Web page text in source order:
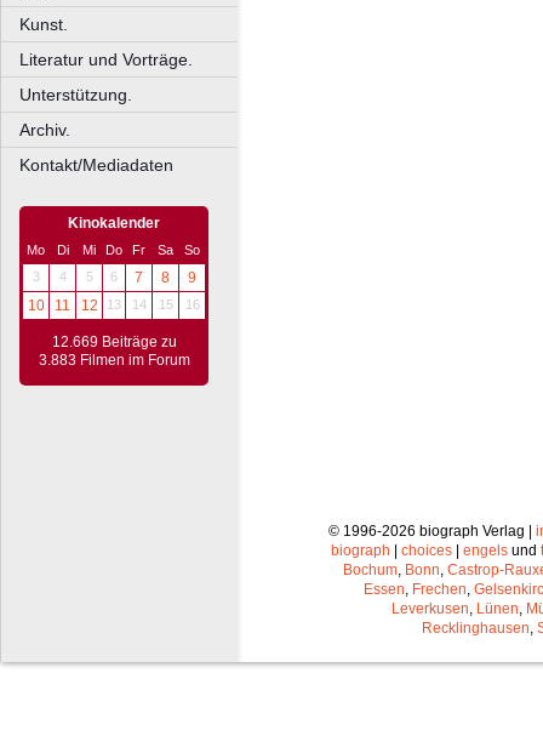
Kunst.
Literatur und Vorträge.
Unterstützung.
Archiv.
Kontakt/Mediadaten
Kinokalender
Mo Di Mi Do Fr Sa
So
3
4 5 6 7 8
9
10
11 12 13 14 15 16
12.669 Beiträge zu
3.883 Filmen im Forum
© 1996-2026 biograph Verlag |
biograph
choices engels und
Bochum, Bonn, Castrop-
Essen, Frechen,
Leverkusen, Lünen,
Recklinghausen,